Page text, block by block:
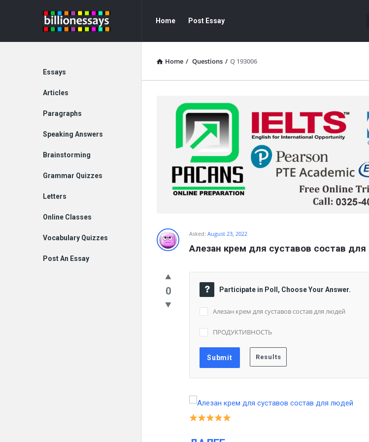
Billion
Essays
Essays
Navigation
Home Post Essay
Home / Questions / Q 193006
Asked: August 23, 2022
Алезан крем для суставов состав
0 Participate in Poll, Choose Your Answer.
Алезан крем для суставов состав для людей
ПРОДУКТИВНОСТЬ
Explore
Essays
Articles
Paragraphs
Speaking Answers
Brainstorming
Grammar Quizzes
Letters
Online Classes
Vocabulary Quizzes
Post An Essay